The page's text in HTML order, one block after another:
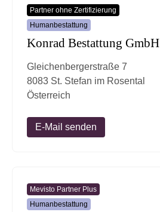
Partner ohne Zertifizierung
Humanbestattung
Konrad Bestattung GmbH
Gleichenbergerstraße 7
8083 St. Stefan im Rosental
Österreich
E-Mail senden
Mevisto Partner Plus
Humanbestattung